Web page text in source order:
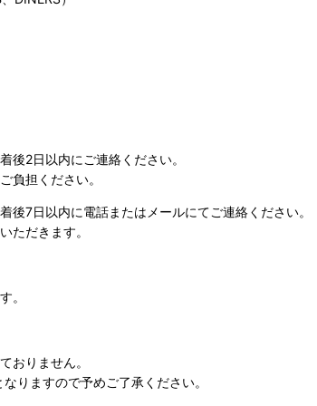
後2日以内にご連絡ください。
負担ください。
後7日以内に電話またはメールにてご連絡ください。
ただきます。
。
おりません。
りますので予めご了承ください。